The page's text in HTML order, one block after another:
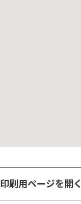
印刷用ページを開く